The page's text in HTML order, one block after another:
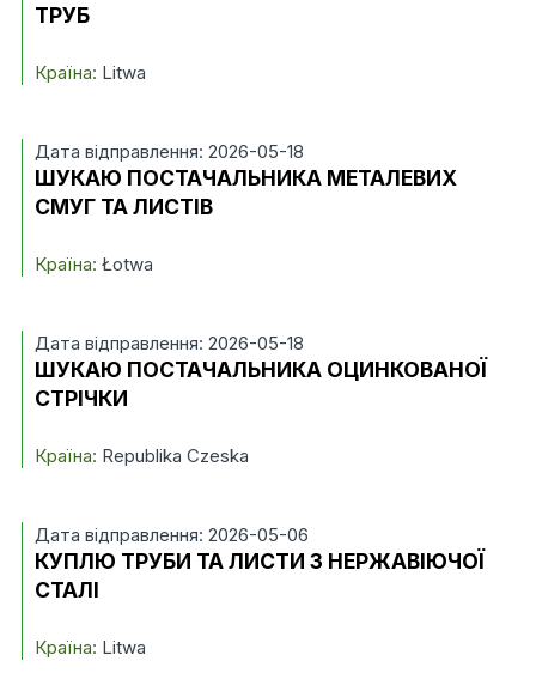
ТРУБ
Країна: Litwa
Дата відправлення: 2026-05-18
ШУКАЮ ПОСТАЧАЛЬНИКА МЕТАЛЕВИХ
СМУГ ТА ЛИСТІВ
Країна: Łotwa
Дата відправлення: 2026-05-18
ШУКАЮ ПОСТАЧАЛЬНИКА ОЦИНКОВАНОЇ
СТРІЧКИ
Країна: Republika Czeska
Дата відправлення: 2026-05-06
КУПЛЮ ТРУБИ ТА ЛИСТИ З НЕРЖАВІЮЧОЇ
СТАЛІ
Країна: Litwa